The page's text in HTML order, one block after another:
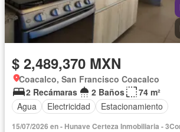
$ 2,489,370 MXN
Coacalco, San Francisco Coacalco
2 Recámaras
2 Baños
74 m²
Agua
Electricidad Estacionamiento
15/07/2026 en - Hunave Certeza Inmobiliaria -